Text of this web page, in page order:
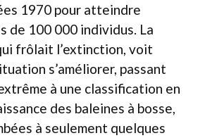
1970 pour atteindre
de 100 000 individus. La
frôlait l’extinction, voit
s’améliorer, passant
à une classification en
des baleines à bosse,
à seulement quelques